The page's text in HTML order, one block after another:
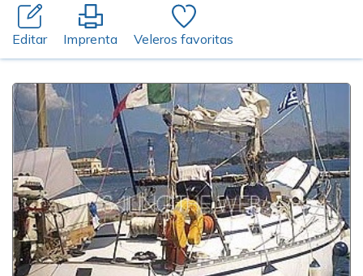
Editar Imprenta Veleros favoritas